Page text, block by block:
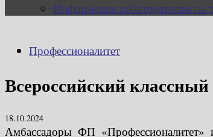
Информация работодателям по
Профессионалитет
Всероссийский
18.10.2024
Амбассадоры ФП «Профессионалитет»